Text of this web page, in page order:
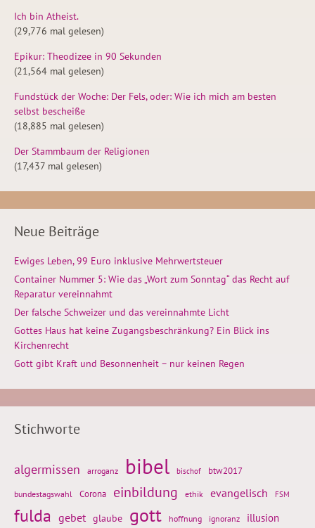
Ich bin Atheist.
(29,776 mal gelesen)
Epikur: Theodizee in 90 Sekunden
(21,564 mal gelesen)
Fundstück der Woche: Der Fels, oder: Wie ich mich am besten
selbst bescheiße
(18,885 mal gelesen)
Der Stammbaum der Religionen
(17,437 mal gelesen)
Neue Beiträge
Ewiges Leben, 99 Euro inklusive Mehrwertsteuer
Container Nummer 5: Wie das „Wort zum Sonntag“ das Recht auf
Reparatur vereinnahmt
Der falsche Schweizer und das vereinnahmte Licht
Gottes Haus hat keine Zugangsbeschränkung? Ein Blick ins
Kirchenrecht
Gott gibt Kraft und Besonnenheit – nur keinen Regen
Stichworte
algermissen arroganz bibel bischof btw2017
bundestagswahl Corona einbildung ethik evangelisch FSM
fulda gebet glaube gott hoffnung ignoranz illusion